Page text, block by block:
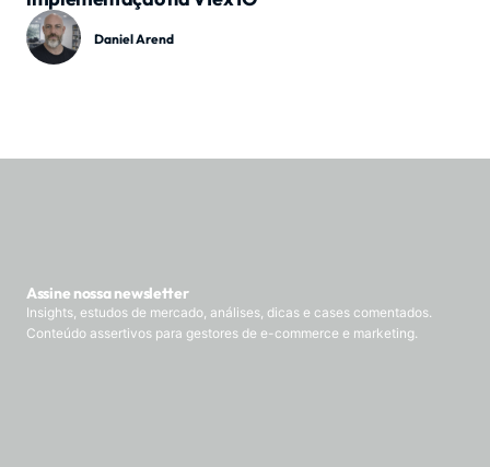
Daniel Arend
Assine nossa newsletter
Insights, estudos de mercado, análises, dicas e cases comentados.
Conteúdo assertivos para gestores de e-commerce e marketing.